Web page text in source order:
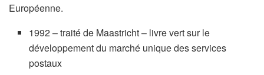
Européenne.
1992 – traité de Maastricht – livre vert sur le
développement du marché unique des services
postaux